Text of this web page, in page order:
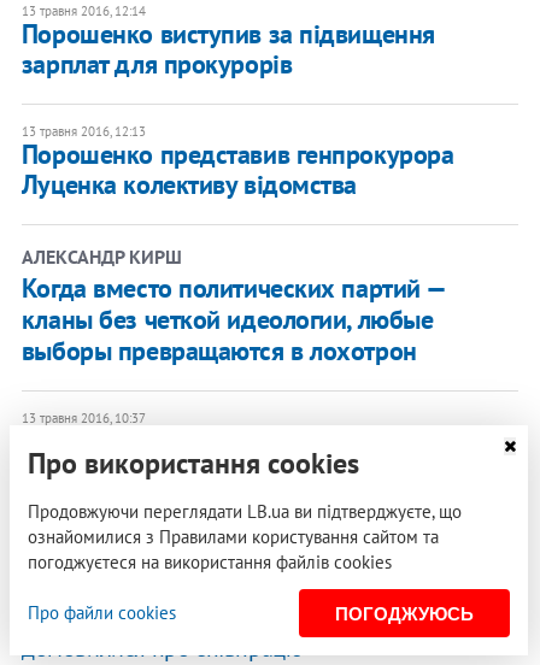
13 травня 2016, 12:14
Порошенко виступив за підвищення
зарплат для прокурорів
13 травня 2016, 12:13
Порошенко представив генпрокурора
Луценка колективу відомства
АЛЕКСАНДР КИРШ
Когда вместо политических партий —
кланы без четкой идеологии, любые
выборы превращаются в лохотрон
13 травня 2016, 10:37
13 травня 2016, 10:05
ВІДЕО
Онлайн-трансляція засідання Ради
НАБУ та Антикорупційне бюро Польщі
домовилися про співпрацю
Про використання cookies
Продовжуючи переглядати LB.ua ви підтверджуєте, що
ознайомилися з Правилами користування сайтом та
погоджуєтеся на використання файлів cookies
Про файли cookies ПОГОДЖУЮСЬ